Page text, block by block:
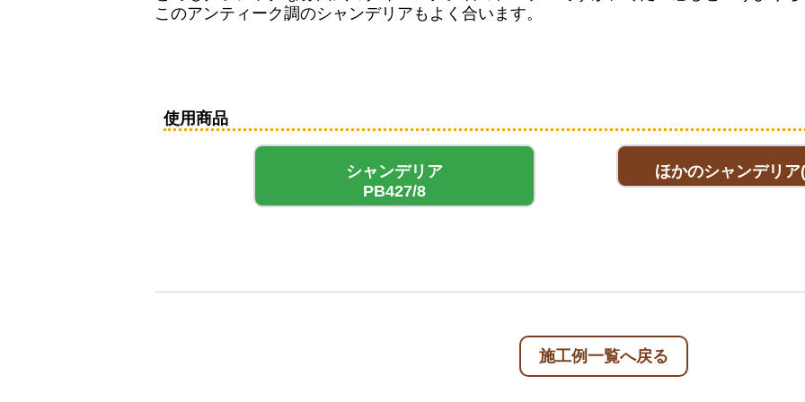
このアンティーク調のシャンデリアもよく合います。
使用商品
シャンデリア
PB427/8
ほかのシャンデリア
施工例一覧へ戻る